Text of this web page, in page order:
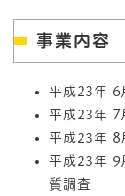
事業内容
平成23年 6
平成23年 7
平成23年 8
平成23年 9
質調査